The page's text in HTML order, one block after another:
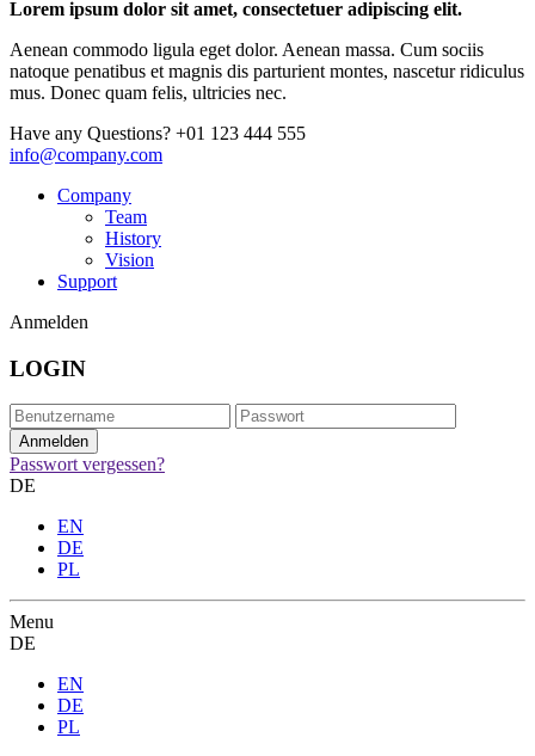
Lorem ipsum dolor sit amet, consectetuer adipiscing elit.
Aenean commodo ligula eget dolor. Aenean massa. Cum sociis
natoque penatibus et magnis dis parturient montes, nascetur ridiculus
mus. Donec quam felis, ultricies nec.
Have any Questions? +01 123 444 555
info@company.com
Company
Team
History
Vision
Support
Anmelden
LOGIN
Passwort vergessen?
DE
EN
DE
PL
Menu
DE
EN
DE
PL